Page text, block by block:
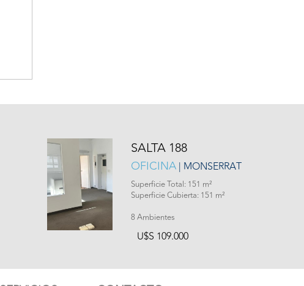
SALTA 188
OFICINA| MONSERRAT
Superficie Total: 151 m²
Superficie Cubierta: 151 m²
8 Ambientes
U$S 109.000